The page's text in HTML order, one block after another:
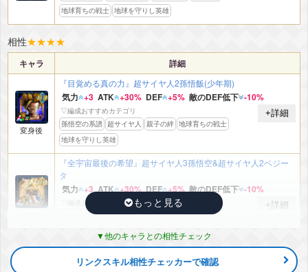
地球育ちの戦士 地球を守りし英雄
相性★★★★
キャラ 詳細
変身後
『目覚める真の力』超サイヤ人2孫悟飯(少年期)
気力 +3 ATK +30% DEF +5% 敵のDEF低下 -10%
▽編成おすすめカテゴリ
孫悟空の系譜 超サイヤ人 親子の絆 地球育ちの戦士
地球を守りし英雄
+詳細
『全宇宙最後の希望』超サイヤ人3孫悟空&超サイヤ人2ベジー
タ
気力 +3 ATK +30% DEF +5% 敵のDEF低下 -10%
▽編成おすすめカテゴリ
純粋サイヤ人 親子の絆 地球を守りし英雄
+詳細
『全てを賭けた極限バトル』超サイヤ人孫悟空&超サイヤ人ベジ
ータ &超サイヤ人トランクス(青年期)
気力 +3 ATK +30% DEF +5% 敵のDEF低下
他のキャラとの相性チェック
リンクスキル相性チェッカーで確認